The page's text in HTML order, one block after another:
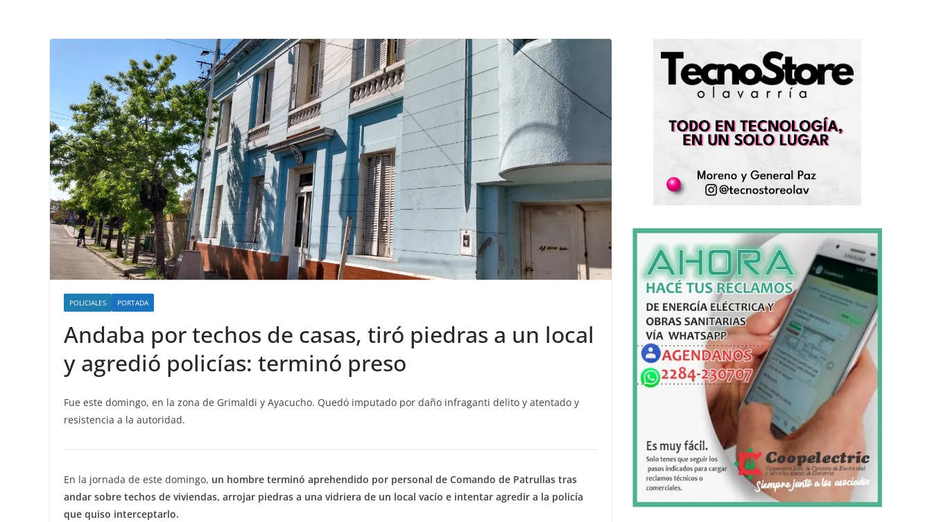
POLICIALES PORTADA
Andaba por techos de casas, tiró piedras a un local
y agredió policías: terminó preso
Fue este domingo, en la zona de Grimaldi y Ayacucho. Quedó imputado por daño infraganti delito y atentado y
resistencia a la autoridad.
En la jornada de este domingo, un hombre terminó aprehendido por personal de Comando de Patrullas tras
andar sobre techos de viviendas, arrojar piedras a una vidriera de un local vacío e intentar agredir a la policía
que quiso interceptarlo.